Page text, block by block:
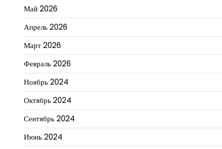
Май 2026
Апрель 2026
Март 2026
Февраль 2026
Ноябрь 2024
Октябрь 2024
Сентябрь 2024
Июнь 2024